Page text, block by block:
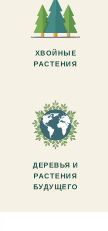
ХВОЙНЫЕ
РАСТЕНИЯ
ДЕРЕВЬЯ И
РАСТЕНИЯ
БУДУЩЕГО